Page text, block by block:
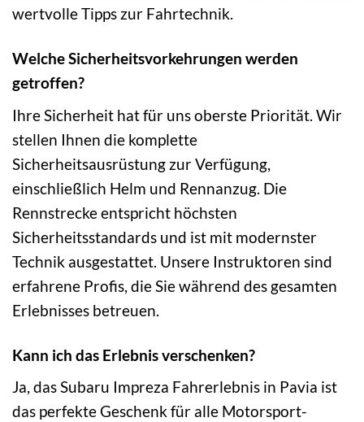
wertvolle Tipps zur Fahrtechnik.
Welche Sicherheitsvorkehrungen werden
getroffen?
Ihre Sicherheit hat für uns oberste Priorität. Wir
stellen Ihnen die komplette
Sicherheitsausrüstung zur Verfügung,
einschließlich Helm und Rennanzug. Die
Rennstrecke entspricht höchsten
Sicherheitsstandards und ist mit modernster
Technik ausgestattet. Unsere Instruktoren sind
erfahrene Profis, die Sie während des gesamten
Erlebnisses betreuen.
Kann ich das Erlebnis verschenken?
Ja, das Subaru Impreza Fahrerlebnis in Pavia ist
das perfekte Geschenk für alle Motorsport-